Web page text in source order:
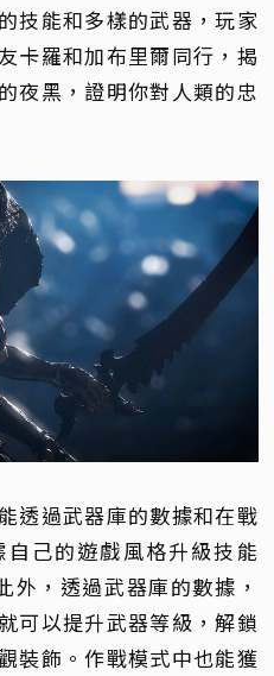
技能和多樣的武器，玩家
卡羅和加布里爾同行，揭
夜黑，證明你對人類的忠
透過武器庫的數據和在戰
己的遊戲風格升級技能
外，透過武器庫的數據，
可以提升武器等級，解鎖
裝飾。作戰模式中也能獲